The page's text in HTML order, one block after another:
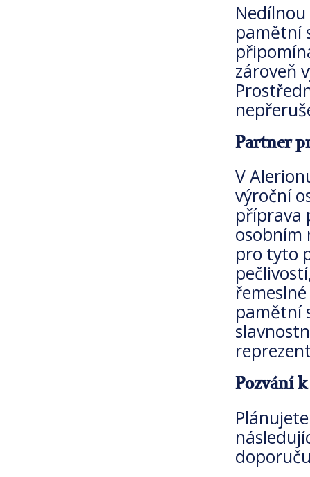
pamětní
zároveň
Partner
V
výroční
příprava
osobním
pro tyto
pamětní
Pozvání